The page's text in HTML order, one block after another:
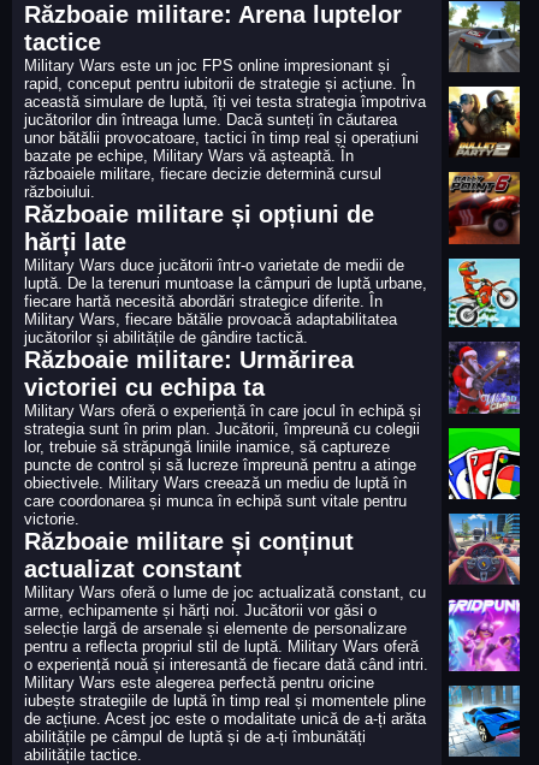
Războaie militare: Arena luptelor
tactice
Military Wars este un joc FPS online impresionant și
rapid, conceput pentru iubitorii de strategie și acțiune. În
această simulare de luptă, îți vei testa strategia împotriva
jucătorilor din întreaga lume. Dacă sunteți în căutarea
unor bătălii provocatoare, tactici în timp real și operațiuni
bazate pe echipe, Military Wars vă așteaptă. În
războaiele militare, fiecare decizie determină cursul
războiului.
Războaie militare și opțiuni de
hărți late
Military Wars duce jucătorii într-o varietate de medii de
luptă. De la terenuri muntoase la câmpuri de luptă urbane,
fiecare hartă necesită abordări strategice diferite. În
Military Wars, fiecare bătălie provoacă adaptabilitatea
jucătorilor și abilitățile de gândire tactică.
Războaie militare: Urmărirea
victoriei cu echipa ta
Military Wars oferă o experiență în care jocul în echipă și
strategia sunt în prim plan. Jucătorii, împreună cu colegii
lor, trebuie să străpungă liniile inamice, să captureze
puncte de control și să lucreze împreună pentru a atinge
obiectivele. Military Wars creează un mediu de luptă în
care coordonarea și munca în echipă sunt vitale pentru
victorie.
Războaie militare și conținut
actualizat constant
Military Wars oferă o lume de joc actualizată constant, cu
arme, echipamente și hărți noi. Jucătorii vor găsi o
selecție largă de arsenale și elemente de personalizare
pentru a reflecta propriul stil de luptă. Military Wars oferă
o experiență nouă și interesantă de fiecare dată când intri.
Military Wars este alegerea perfectă pentru oricine
iubește strategiile de luptă în timp real și momentele pline
de acțiune. Acest joc este o modalitate unică de a-ți arăta
abilitățile pe câmpul de luptă și de a-ți îmbunătăți
abilitățile tactice.